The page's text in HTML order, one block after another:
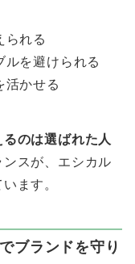
られる
ルを避けられる
活かせる
のは選ばれた人
ンスが、エシカル
ます。
ブランドを守り